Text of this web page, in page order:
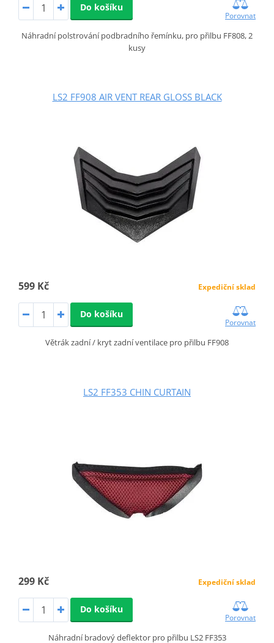
Do košíku
Porovnat
Náhradní polstrování podbradního řemínku, pro přilbu FF808, 2
kusy
LS2 FF908 AIR VENT REAR GLOSS BLACK
599 Kč Expediční sklad
Do košíku
Porovnat
Větrák zadní / kryt zadní ventilace pro přilbu FF908
LS2 FF353 CHIN CURTAIN
299 Kč Expediční sklad
Do košíku
Porovnat
Náhradní bradový deflektor pro přilbu LS2 FF353